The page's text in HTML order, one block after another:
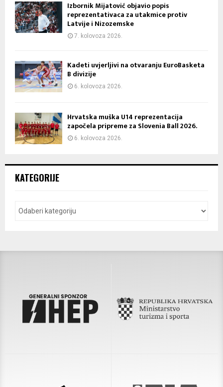
Izbornik Mijatović objavio popis
reprezentativaca za utakmice protiv
Latvije i Nizozemske
7. kolovoza 2026.
Kadeti uvjerljivi na otvaranju EuroBasketa
B divizije
6. kolovoza 2026.
Hrvatska muška U14 reprezentacija
započela pripreme za Slovenia Ball 2026.
6. kolovoza 2026.
KATEGORIJE